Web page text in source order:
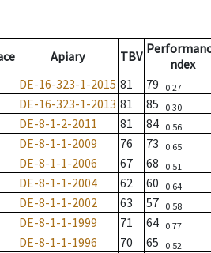
Apiary TBV
ndex
DE-16-323-1-2015 81 79 0.27
DE-16-323-1-2013 81 85 0.30
DE-8-1-2-2011 81 84 0.56
DE-8-1-1-2009 76 73 0.65
DE-8-1-1-2006 67 68 0.51
DE-8-1-1-2004 62 60 0.64
DE-8-1-1-2002 63 57 0.58
DE-8-1-1-1999 71 64 0.77
DE-8-1-1-1996 70 65 0.52